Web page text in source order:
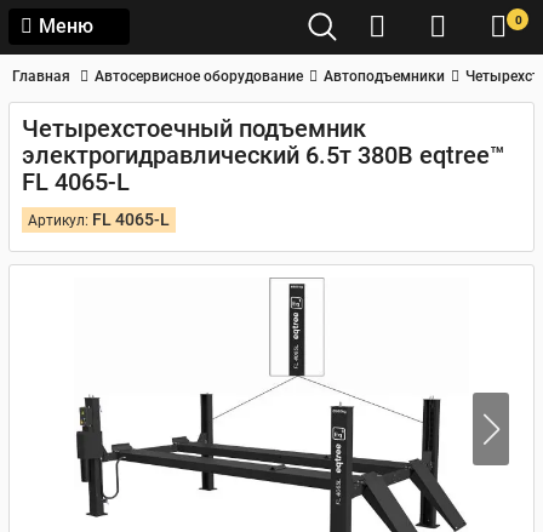
Меню 0
Главная Автосервисное оборудование Автоподъемники
Четырехстоечный подъемник
электрогидравлический 6.5т 380В eqtree™
FL 4065-L
Артикул: FL 4065-L